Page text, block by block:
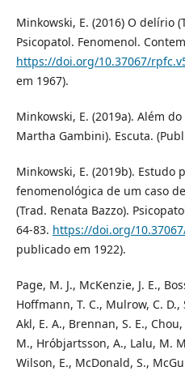
Minkowski, E. (2016) O delírio
Psicopatol. Fenomenol.
https://doi.org/10.37067/
em 1967).
Minkowski, E. (2019a). Além
Martha Gambini). Escuta.
Minkowski, E. (2019b). Estudo
fenomenológica de um caso
(Trad. Renata Bazzo).
64-83. https://doi.org/
publicado em 1922).
Page, M. J., McKenzie, J. E.,
Hoffmann, T. C., Mulrow, C. D.,
Akl, E. A., Brennan, S. E.,
M., Hróbjartsson, A., Lalu, M.
Wilson, E., McDonald, S.,